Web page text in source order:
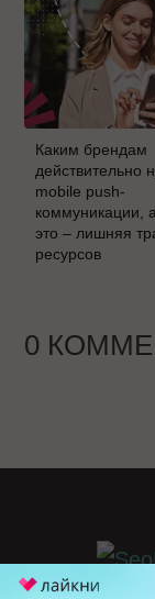
Каким брендам
действительно
mobile push-
коммуникации,
это – лишняя
ресурсов
0